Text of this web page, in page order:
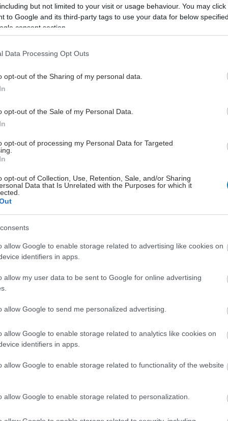
but not limited to your visit or usage behaviour. You may
to Google and its third-party tags to use your data for below
consent section.
Data Processing Opt Outs
opt-out of the Sharing of my personal data.
opt-out of the Sale of my Personal Data.
opt-out of processing my Personal Data for Targeted
opt-out of Collection, Use, Retention, Sale, and/or Sharing
Data that Is Unrelated with the Purposes for which it
allow Google to enable storage related to advertising like cookies on
identifiers in apps.
allow my user data to be sent to Google for online advertising
allow Google to send me personalized advertising.
allow Google to enable storage related to analytics like cookies on
identifiers in apps.
allow Google to enable storage related to functionality of the website
allow Google to enable storage related to personalization.
είναι σημαντικά για καταστάσεις όπου τα
συστήματα του εγκεφάλου αποτυγχάνουν ή
Αλτσχάιμερ
συχνά αποκαλείται «διαβήτης τύπου 3»
γίνεται ανθεκτικός στην ινσουλίνη. Η
στον εγκέφαλο—τα κετονικά σώματα.
δεδομένα δείχνουν ότι:
το προβληματικό μονοπάτι μεταβολισμού
να μειώσει τη συσσώρευση βλαβερών πρωτεϊνών
ζωής.
(medium-chain triglycerides, ενισχύει ακόμη
τα αποτελέσματα.
εγκεφαλικών κυττάρων που παράγουν